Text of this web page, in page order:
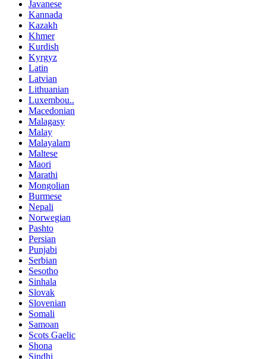
Javanese
Kannada
Kazakh
Khmer
Kurdish
Kyrgyz
Latin
Latvian
Lithuanian
Luxembou..
Macedonian
Malagasy
Malay
Malayalam
Maltese
Maori
Marathi
Mongolian
Burmese
Nepali
Norwegian
Pashto
Persian
Punjabi
Serbian
Sesotho
Sinhala
Slovak
Slovenian
Somali
Samoan
Scots Gaelic
Shona
Sindhi